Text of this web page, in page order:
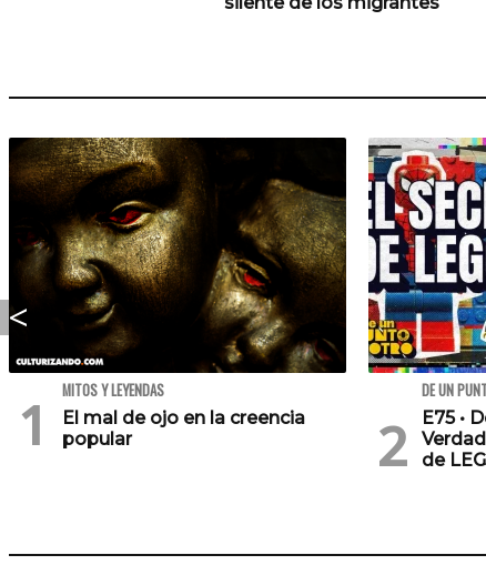
MITOS Y LEYENDAS
El mal de ojo en la creencia
popular
DE UN
E75 •
de